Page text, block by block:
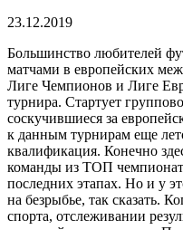
23.12.2019
Большинство любителей
матчами в европейских
Лиге Чемпионов и Лиге
турнира. Стартует
соскучившиеся за
к данным турнирам еще
квалификация. Конечно
команды из ТОП
последних этапах. Но и у
на безрыбье, так сказать.
спорта, отслеживании